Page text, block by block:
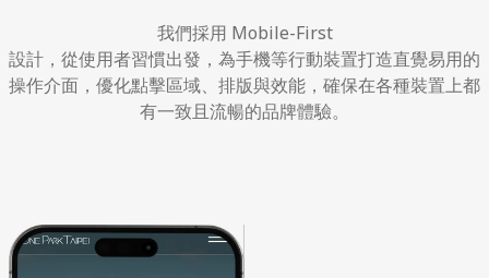
我們採用 Mobile-First
設計，從使用者習慣出發，為手機等行動裝置打造直覺易用的
操作介面，優化點擊區域、排版與效能，確保在各種裝置上都
有一致且流暢的品牌體驗。